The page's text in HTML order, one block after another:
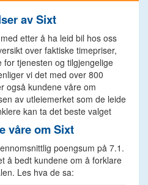
av Sixt
etter å ha leid bil hos oss
over faktiske timepriser,
tjenesten og tilgjengelige
vi det med over 800
også kundene våre om
av utleiemerket som de leide
kan ta det beste valget
våre om Sixt
poengsum på 7.1.
å bedt kundene om å forklare
Les hva de sa: